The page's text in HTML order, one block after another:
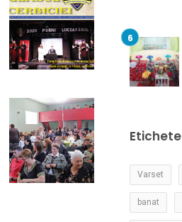
Etichete
Varset
banat